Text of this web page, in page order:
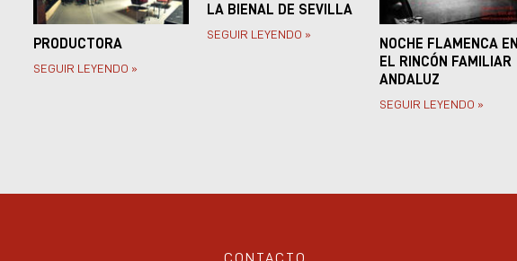
PRODUCTORA
SEGUIR LEYENDO »
LA BIENAL DE SEVILLA
SEGUIR LEYENDO »
NOCHE FLAMENCA EN
EL RINCÓN FAMILIAR
ANDALUZ
SEGUIR LEYENDO »